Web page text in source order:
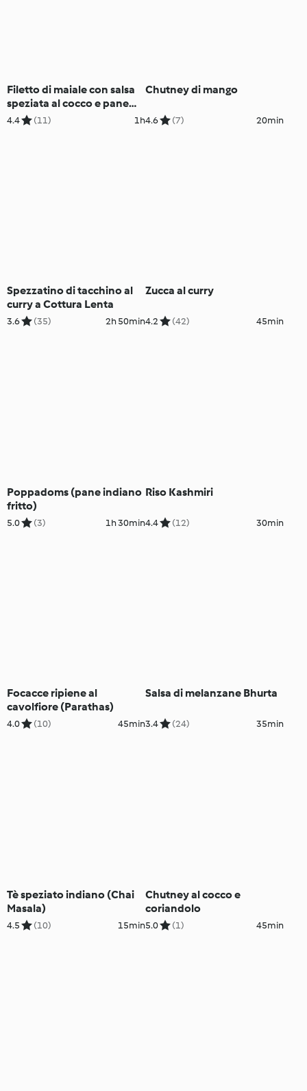
Filetto di maiale con salsa
speziata al cocco e pane
naan all'aglio
4.4 (11) 1h
Chutney di mango
4.6 (7) 20min
Spezzatino di tacchino al
curry a Cottura Lenta
3.6 (35) 2h 50min
Zucca al curry
4.2 (42) 45min
Poppadoms (pane indiano
fritto)
5.0 (3) 1h 30min
Riso Kashmiri
4.4 (12) 30min
Focacce ripiene al
cavolfiore (Parathas)
4.0 (10) 45min
Salsa di melanzane Bhurta
3.4 (24) 35min
Tè speziato indiano (Chai
Masala)
4.5 (10) 15min
Chutney al cocco e
coriandolo
5.0 (1) 45min